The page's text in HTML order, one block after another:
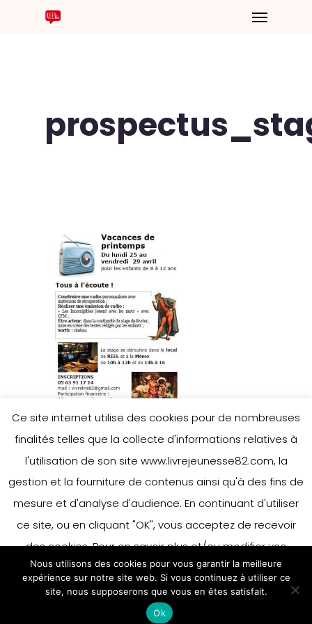
Leave a Reply
You must belogged into post a
comment.
Ce site internet utilise des cookies pour de nombreuses
finalités telles que la collecte d'informations relatives à
l'utilisation de son site www.livrejeunesse82.com, la
gestion et la fourniture de contenus ainsi qu'à des fins de
mesure et d'analyse d'audience. En continuant d'utiliser
ce site, ou en cliquant "OK", vous acceptez de recevoir
des cookies. Pour en savoir plus et/ou modifier vos
préférences en matière de cookies, merci de vous référer
à notre politique sur les cookies.
Accepter
En savoir plus
Nous utilisons des cookies pour vous garantir la meilleure
expérience sur notre site web. Si vous continuez à utiliser ce
site, nous supposerons que vous en êtes satisfait.
Ok